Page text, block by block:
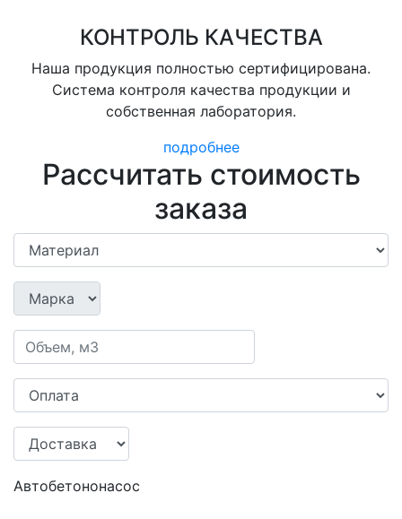
КОНТРОЛЬ КАЧЕСТВА
Наша продукция полностью сертифицирована.
Система контроля качества продукции и
собственная лаборатория.
подробнее
Рассчитать стоимость
заказа
Автобетононасос